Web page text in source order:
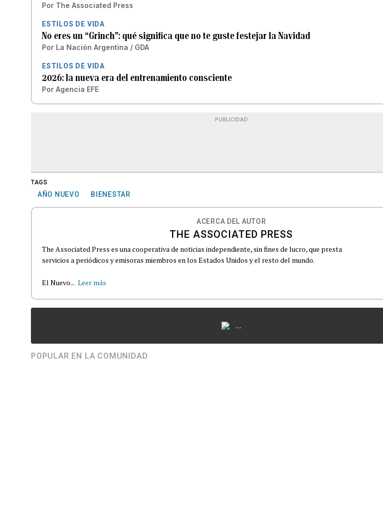
Por The Associated Press
ESTILOS DE VIDA
No eres un “Grinch”: qué significa que no te guste festejar la Navidad
Por La Nación Argentina / GDA
ESTILOS DE VIDA
2026: la nueva era del entrenamiento consciente
Por Agencia EFE
PUBLICIDAD
TAGS
AÑO NUEVO BIENESTAR
ACERCA DEL AUTOR
THE ASSOCIATED PRESS
The Associated Press es una cooperativa de noticias independiente, sin fines de lucro, que presta
servicios a periódicos y emisoras miembros en los Estados Unidos y el resto del mundo.
El Nuevo... Leer más
...
POPULAR EN LA COMUNIDAD